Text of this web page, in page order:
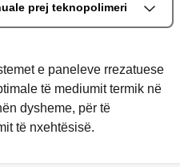
prej teknopolimeri
e paneleve rrezatuese
të mediumit termik në
dysheme, për të
të nxehtësisë.